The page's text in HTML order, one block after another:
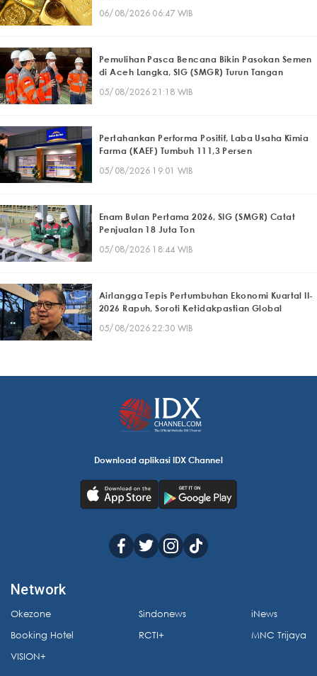
06/08/2026 06:47 WIB
Pemulihan Pasca Bencana Bikin Pasokan Semen
di Aceh Langka, SIG (SMGR) Turun Tangan
05/08/2026 21:18 WIB
Pertahankan Performa Positif, Laba Usaha Kimia
Farma (KAEF) Tumbuh 111,3 Persen
05/08/2026 19:01 WIB
Enam Bulan Pertama 2026, SIG (SMGR) Catat
Penjualan 18 Juta Ton
05/08/2026 18:44 WIB
Airlangga Tepis Pertumbuhan Ekonomi Kuartal II-
2026 Rapuh, Soroti Ketidakpastian Global
05/08/2026 22:30 WIB
Download aplikasi IDX Channel
Network
Okezone
Booking Hotel
VISION+
Sindonews
RCTI+
iNews
MNC Trijaya